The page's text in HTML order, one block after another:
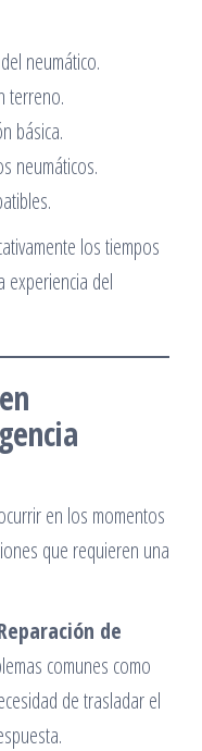
neumático.
terreno.
básica.
neumáticos.
los tiempos
experiencia del
en los momentos
que requieren una
de
comunes como
de trasladar el